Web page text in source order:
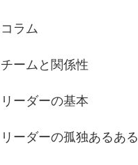
コラム
チームと関係性
リーダーの基本
リーダーの孤独あるある